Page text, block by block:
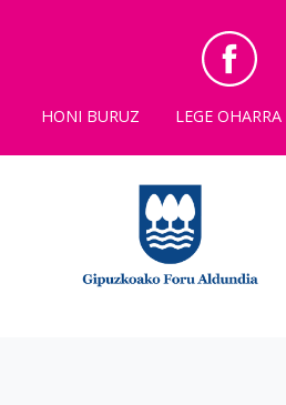
HONI BURUZ LEGE OHARRA